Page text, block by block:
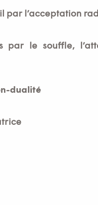
par l’acceptation
par le souffle,
dualité